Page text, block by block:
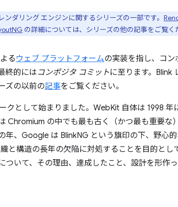
ダリング エンジンに関するシリーズの一部です。
の詳細については、シリーズの他の記事をご覧く
るウェブ プラットフォームの実装を指し、コン
終的にはコンポジタ コミットに至ります。Blink
ズの以前の記事をご覧ください。
クとして始まりました。WebKit 自体は 1998 年
Chromium の中でも最も古く（かつ最も重要な
年、Google は BlinkNG という旗印の下、野心
と構造の長年の欠陥に対処することを目的とし
ついて、その理由、達成したこと、設計を形作